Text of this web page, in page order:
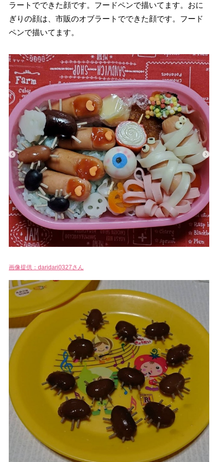
ラートでできた顔です。フードペンで描いてます。おに
ぎりの顔は、市販のオブラートでできた顔です。フード
ペンで描いてます。
画像提供：daridari0327さん